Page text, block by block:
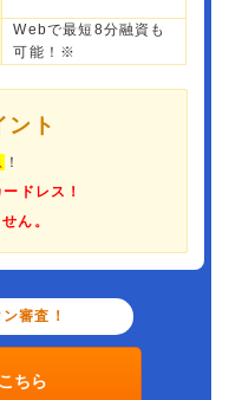
Webで最短8分融資も
可能！※
ント
！
ドレス！
ん。
審査！
ちら